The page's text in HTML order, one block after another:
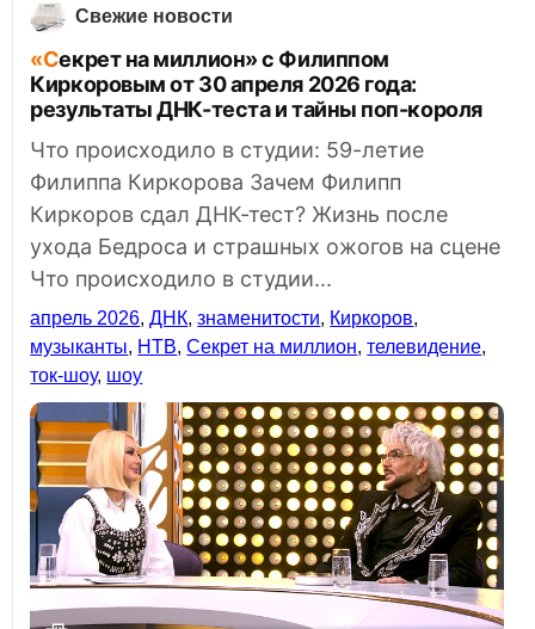
Свежие новости
«Секрет на миллион» с Филиппом
Киркоровым от 30 апреля 2026 года:
результаты ДНК-теста и тайны поп-короля
Что происходило в студии: 59-летие
Филиппа Киркорова Зачем Филипп
Киркоров сдал ДНК-тест? Жизнь после
ухода Бедроса и страшных ожогов на сцене
Что происходило в студии...
апрель 2026,ДНК,знаменитости, Киркоров,
музыканты, НТВ,Секрет на миллион,телевидение,
ток-шоу, шоу